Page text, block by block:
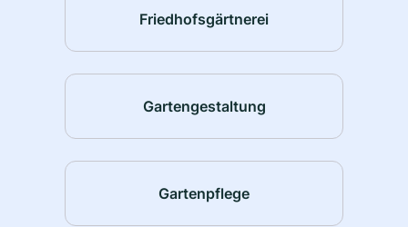
Friedhofsgärtnerei
Gartengestaltung
Gartenpflege